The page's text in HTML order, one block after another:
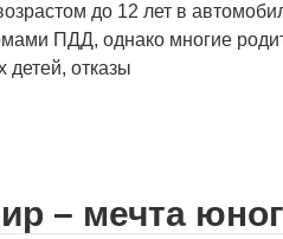
до 12 лет в
ПДД, однако многие
детей, отказы
– мечта